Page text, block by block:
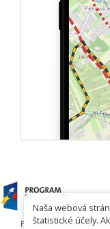
Projekt
Naša webová
štatistické účely.